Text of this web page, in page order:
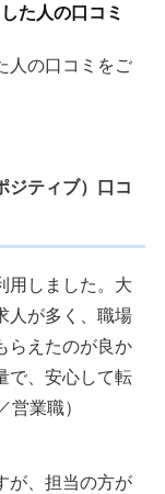
た人の口コミ
人の口コミをご
ジティブ）口コ
用しました。大
人が多く、職場
らえたのが良か
で、安心して転
営業職）
が、担当の方が